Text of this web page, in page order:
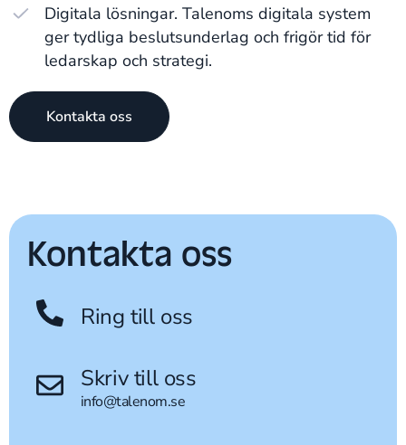
Digitala lösningar. Talenoms digitala system
ger tydliga beslutsunderlag och frigör tid för
ledarskap och strategi.
Kontakta oss
Kontakta oss
Ring till oss
Skriv till oss
info@talenom.se